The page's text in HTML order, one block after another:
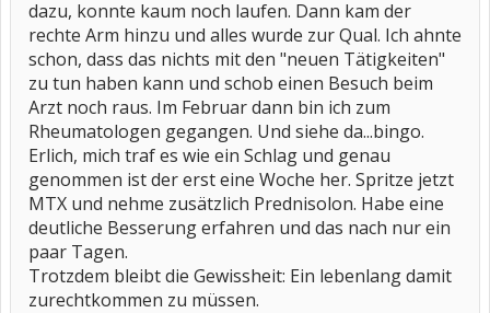
dazu, konnte kaum noch laufen. Dann kam der
rechte Arm hinzu und alles wurde zur Qual. Ich ahnte
schon, dass das nichts mit den "neuen Tätigkeiten"
zu tun haben kann und schob einen Besuch beim
Arzt noch raus. Im Februar dann bin ich zum
Rheumatologen gegangen. Und siehe da...bingo.
Erlich, mich traf es wie ein Schlag und genau
genommen ist der erst eine Woche her. Spritze jetzt
MTX und nehme zusätzlich Prednisolon. Habe eine
deutliche Besserung erfahren und das nach nur ein
paar Tagen.
Trotzdem bleibt die Gewissheit: Ein lebenlang damit
zurechtkommen zu müssen.